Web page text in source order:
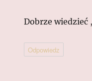
Dobrze wiedzieć
Odpowiedz